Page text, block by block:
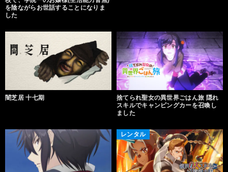
を陰ながらお世話することになりま
した
闇芝居 十七期
捨てられ聖女の異世界ごはん旅 隠れ
スキルでキャンピングカーを召喚し
ました
レンタル